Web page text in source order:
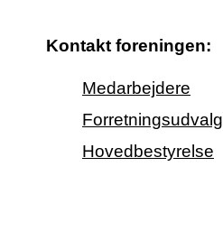
Kontakt foreningen:
Medarbejdere
Forretningsudvalg
Hovedbestyrelse